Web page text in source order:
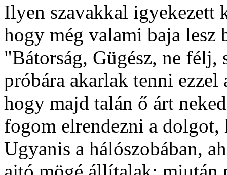
Ilyen szavakkal igyekezett
hogy még valami baja
"Bátorság, Gügész, ne félj,
próbára akarlak tenni ezzel
hogy majd talán ő árt
fogom elrendezni a dolgot,
Ugyanis a hálószobában,